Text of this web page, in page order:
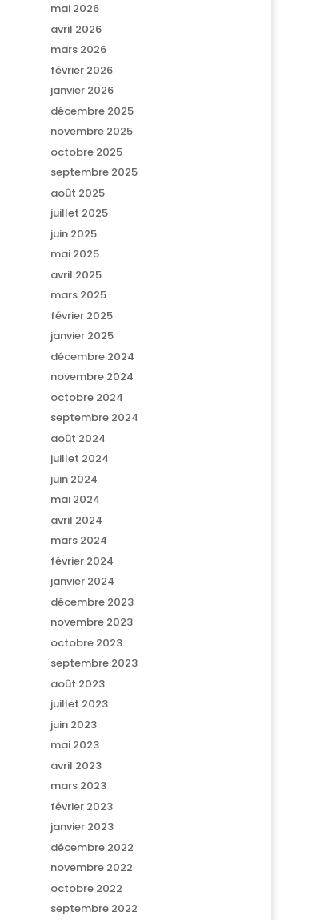
mai 2026
avril 2026
mars 2026
février 2026
janvier 2026
décembre 2025
novembre 2025
octobre 2025
septembre 2025
août 2025
juillet 2025
juin 2025
mai 2025
avril 2025
mars 2025
février 2025
janvier 2025
décembre 2024
novembre 2024
octobre 2024
septembre 2024
août 2024
juillet 2024
juin 2024
mai 2024
avril 2024
mars 2024
février 2024
janvier 2024
décembre 2023
novembre 2023
octobre 2023
septembre 2023
août 2023
juillet 2023
juin 2023
mai 2023
avril 2023
mars 2023
février 2023
janvier 2023
décembre 2022
novembre 2022
octobre 2022
septembre 2022